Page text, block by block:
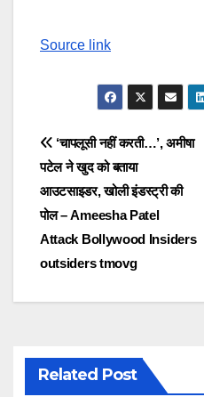
Source link
Post
navigation
‘चापलूसी नहीं करती…’, अमीषा
पटेल ने खुद को बताया
आउटसाइडर, खोली इंडस्ट्री की
पोल – Ameesha Patel
Attack Bollywood Insiders
outsiders tmovg
Related Post